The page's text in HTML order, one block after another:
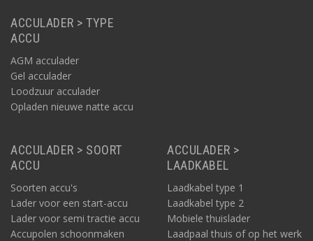
ACCULADER > TYPE
ACCU
AGM acculader
Gel acculader
Loodzuur acculader
Opladen nieuwe natte accu
ACCULADER > SOORT
ACCU
Soorten accu's
Lader voor een start-accu
Lader voor semi tractie accu
Accupolen schoonmaken
ACCULADER >
LAADKABEL
Laadkabel type 1
Laadkabel type 2
Mobiele thuislader
Laadpaal thuis of op het werk